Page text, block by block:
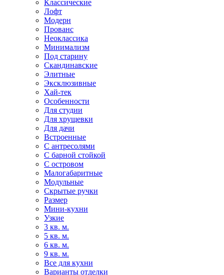
Классические
Лофт
Модерн
Прованс
Неоклассика
Минимализм
Под старину
Скандинавские
Элитные
Эксклюзивные
Хай-тек
Особенности
Для студии
Для хрущевки
Для дачи
Встроенные
С антресолями
С барной стойкой
С островом
Малогабаритные
Модульные
Скрытые ручки
Размер
Мини-кухни
Узкие
3 кв. м.
5 кв. м.
6 кв. м.
9 кв. м.
Все для кухни
Варианты отделки